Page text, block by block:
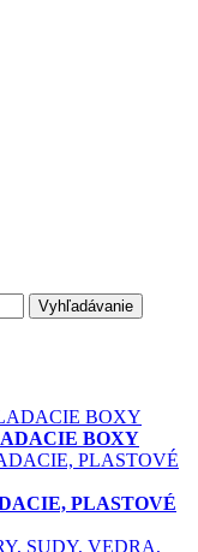
Vyhľadávanie
BOXY
PLASTOVÉ